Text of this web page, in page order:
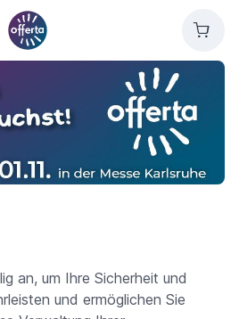
offerta
Cart
an, um Ihre Sicherheit und
und ermöglichen Sie